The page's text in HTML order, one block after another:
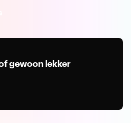
gewoon lekker